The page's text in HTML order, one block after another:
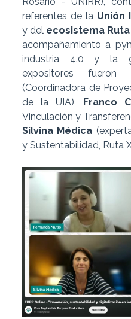
referentes de la Unión
y del ecosistema Ruta
acompañamiento a
industria 4.0 y la
expositores fueron
(Coordinadora de
de la UIA), Franco
Vinculación y
Silvina Médica
y Sustentabilidad, Ruta